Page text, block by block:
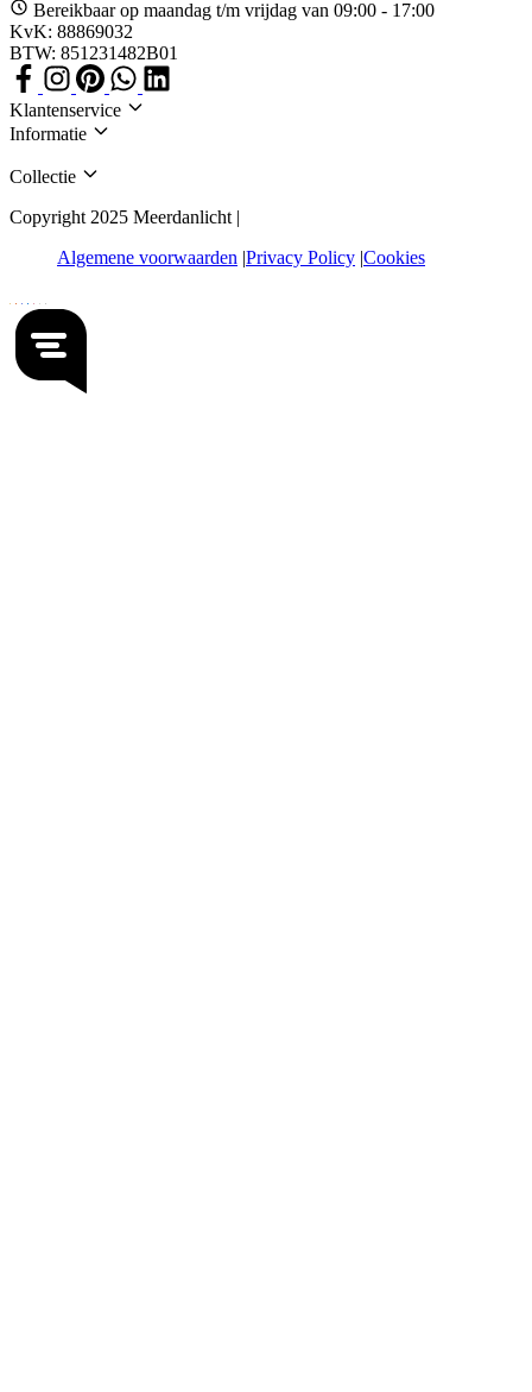
Bereikbaar op maandag t/m vrijdag van 09:00 - 17:00
KvK: 88869032
BTW: 851231482B01
Klantenservice
Informatie
Collectie
Copyright 2025 Meerdanlicht |
Algemene voorwaarden Privacy Policy Cookies